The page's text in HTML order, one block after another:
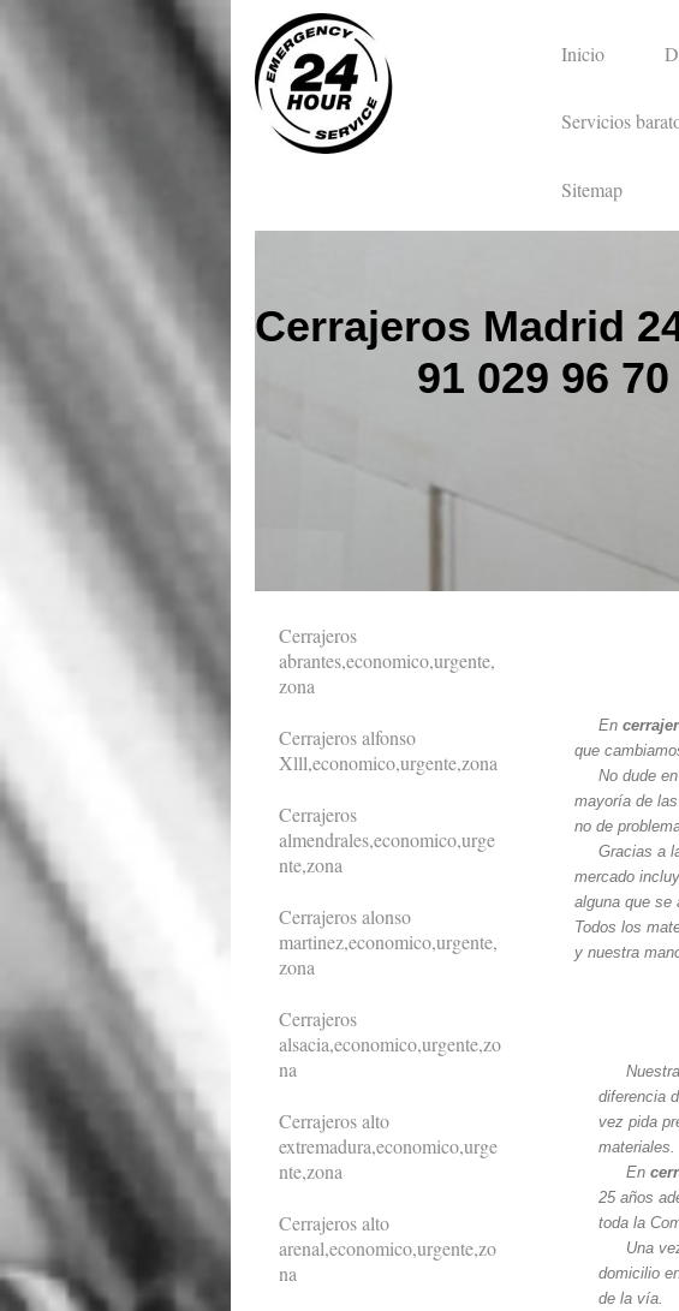
Inicio
Servicios
Sitemap
Cerrajeros Madrid
91 029 96 70
En
que
No dude
mayoría de
no de
Gracias a
mercado
alguna que se
Todos los
y nuestra
diferencia
vez pida
materiales.
En
25 años
toda la
Una
domicilio
de la vía.
Cerrajeros
abrantes,economico,urgente,
zona
Cerrajeros alfonso
Xlll,economico,urgente,zona
Cerrajeros
almendrales,economico,urge
nte,zona
Cerrajeros alonso
martinez,economico,urgente,
zona
Cerrajeros
alsacia,economico,urgente,zo
na
Cerrajeros alto
extremadura,economico,urge
nte,zona
Cerrajeros alto
arenal,economico,urgente,zo
na